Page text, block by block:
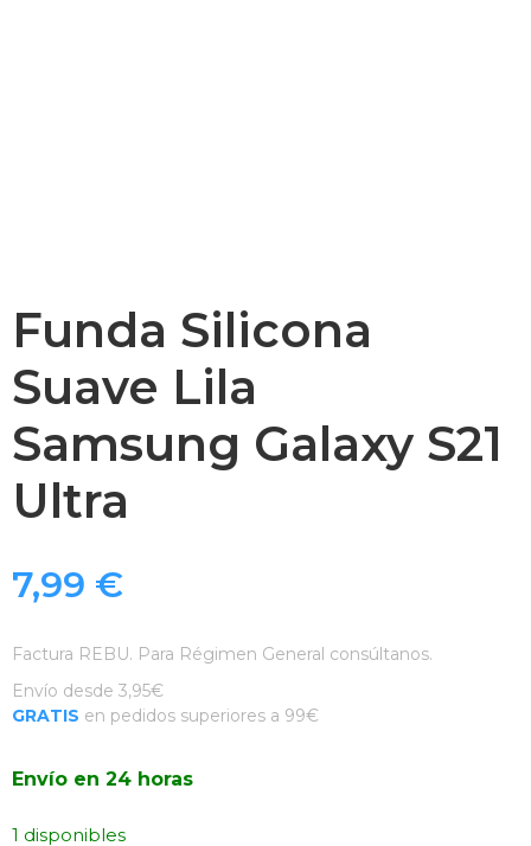
Funda Silicona
Suave Lila
Samsung Galaxy S21
Ultra
7,99 €
Factura REBU. Para Régimen General consúltanos.
Envío desde 3,95€
GRATIS en pedidos superiores a 99€
Envío en 24 horas
1 disponibles